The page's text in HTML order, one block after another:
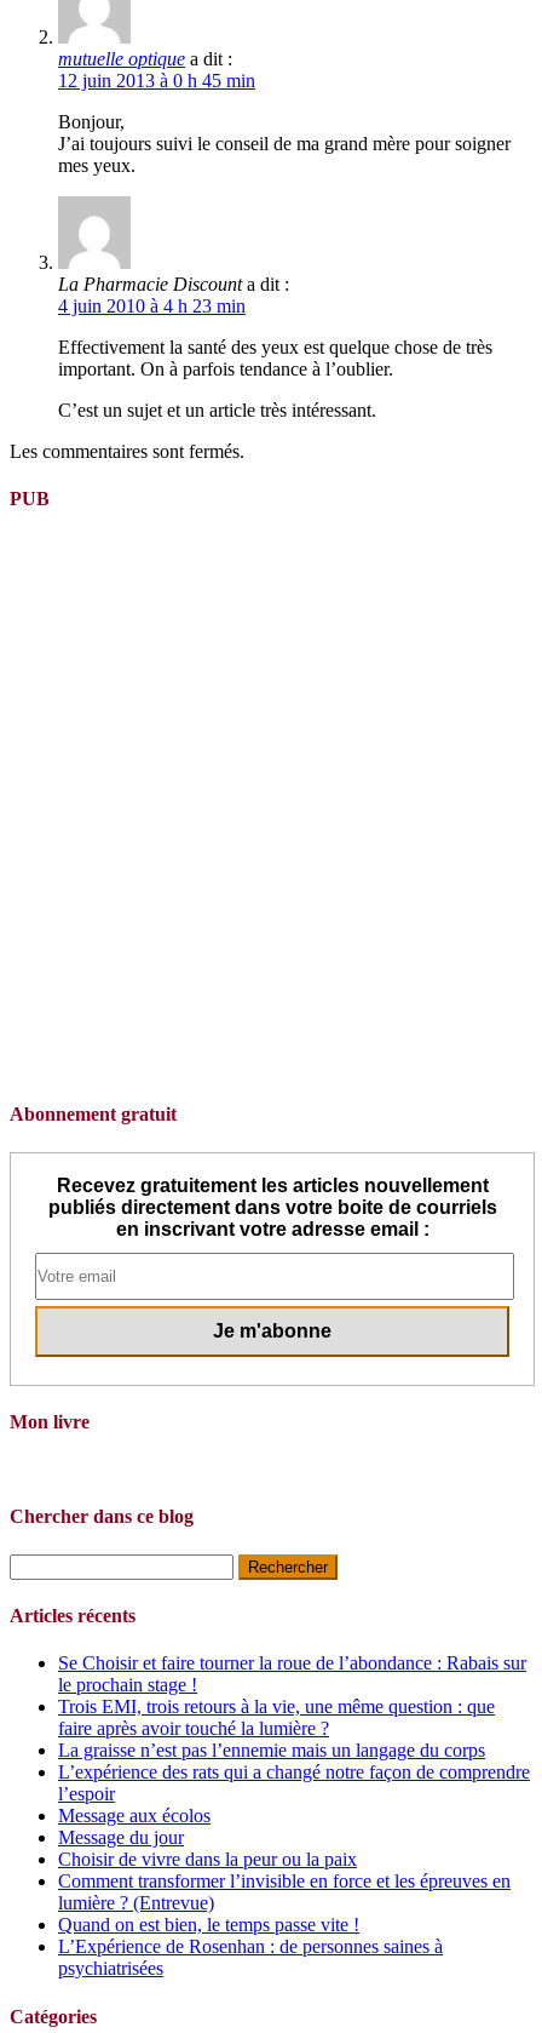
mutuelle optique a dit :
12 juin 2013 à 0 h 45 min
Bonjour,
J’ai toujours suivi le conseil de ma grand mère pour soigner
mes yeux.
La Pharmacie Discount a dit :
4 juin 2010 à 4 h 23 min
Effectivement la santé des yeux est quelque chose de très
important. On à parfois tendance à l’oublier.
C’est un sujet et un article très intéressant.
Les commentaires sont fermés.
PUB
Abonnement gratuit
Recevez gratuitement les articles nouvellement
publiés directement dans votre boite de courriels
en inscrivant votre adresse email :
Mon livre
Chercher dans ce blog
Articles récents
Se Choisir et faire tourner la roue de l’abondance : Rabais sur
le prochain stage !
Trois EMI, trois retours à la vie, une même question : que
faire après avoir touché la lumière ?
La graisse n’est pas l’ennemie mais un langage du corps
L’expérience des rats qui a changé notre façon de comprendre
l’espoir
Message aux écolos
Message du jour
Choisir de vivre dans la peur ou la paix
Comment transformer l’invisible en force et les épreuves en
lumière ? (Entrevue)
Quand on est bien, le temps passe vite !
L’Expérience de Rosenhan : de personnes saines à
psychiatrisées
Catégories